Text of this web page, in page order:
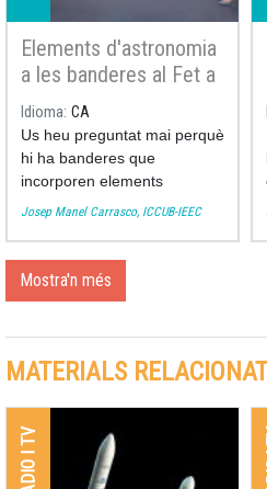
Elements d'astronomia
a les banderes al Fet a
Mida
Idioma CA
Us heu preguntat mai perquè
hi ha banderes que
incorporen elements
astronòmics (estrelles,
l'Institut de Ciències del
Carrasco ens porta un recull
de les més curioses i ens
Podeu veure la seva
Josep Manel Carrasco, ICCUB-IEEC
Mostra'n més
MATERIALS